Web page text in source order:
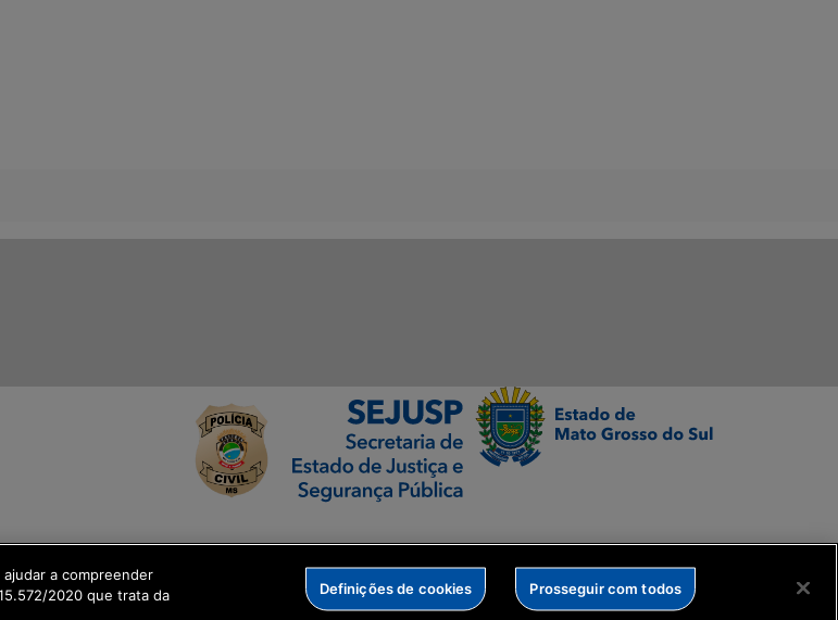
a compreender
2020 que trata da
Definições de cookies Prosseguir com todos